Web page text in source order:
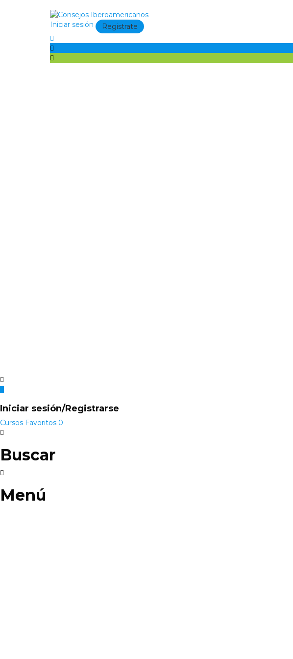
Iniciar sesión Registrate
Iniciar sesión/Registrarse
Cursos Favoritos 0
Buscar
Menú